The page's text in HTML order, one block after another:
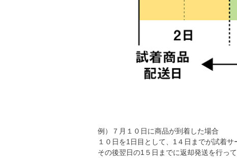
例）７月１０日に商品が到着した場合
１０日を1日目として、1４日までが試着サ
その後翌日の1５日までに返却発送を行って